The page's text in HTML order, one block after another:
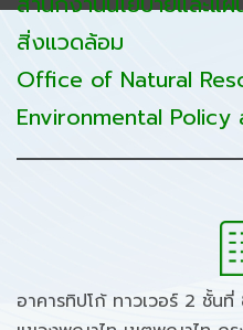
สิ่งแวดล้อม
Office of Natural
Environmental Policy
อาคารทิปโก้ ทาวเวอร์ 2 ชั้น